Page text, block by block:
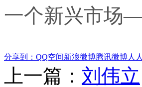
一个新兴市场
分享到： QQ空间新浪微博腾讯微博人
上一篇： 刘伟立